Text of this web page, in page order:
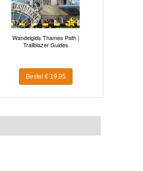
Wandelgids Thames Path |
Trailblazer Guides
Bestel € 19,95